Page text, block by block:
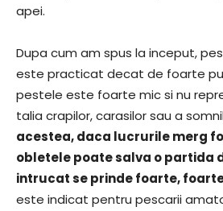
apei.
Dupa cum am spus la inceput,
este practicat decat de foarte
pestele este foarte mic si nu
talia crapilor, carasilor sau a
acestea, daca lucrurile merg
obletele poate salva o partida
intrucat se prinde foarte,
este indicat pentru pescarii